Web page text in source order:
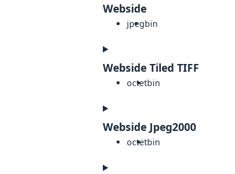
Webside
jpegbin
Webside Tiled TIFF
octetbin
Webside Jpeg2000
octetbin